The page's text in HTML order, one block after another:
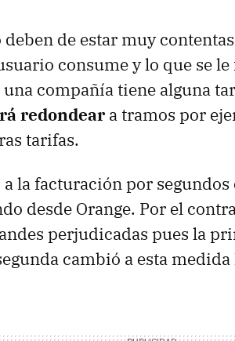
deben de estar muy
consume y lo que se
compañía tiene alguna
redondear a tramos por
tarifas.
la facturación por
desde Orange. Por el
perjudicadas pues la
cambió a esta medida